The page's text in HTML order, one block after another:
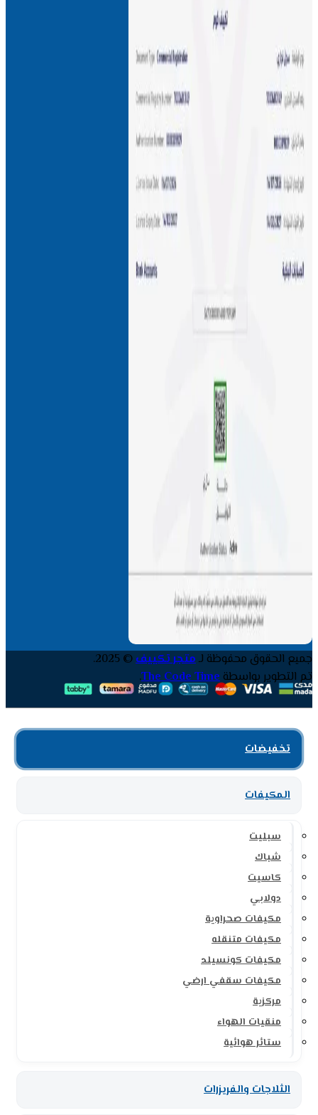
جميع الحقوق محفوظة لـمتجر تكييف© 2025.
تم التطوير بواسطة The Code Time
.
تخفيضات
المكيفات
سبليت
شباك
كاسيت
دولابي
مكيفات صحراوية
مكيفات متنقله
مكيفات كونسيلد
مكيفات سقفي ارضي
مركزية
منقيات الهواء
ستائر هوائية
الثلاجات والفريزرات